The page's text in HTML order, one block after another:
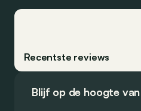
Recentste reviews
Blijf op de hoogte